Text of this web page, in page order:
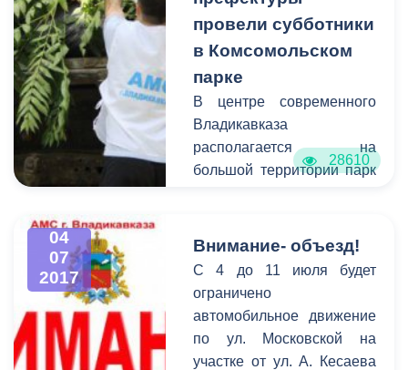
Нижний Згид- Галиат.
Путешествие стартует 13
июля в 9:00 на пл. Штыба.
Поход пройдёт в
сопровождении
профессиональных
инструкторов.
провели субботники
в Комсомольском
парке
В центре современного
Владикавказа
располагается на
большой территории парк
Огромные вековые
деревья, зелёная трава,
асфальтированные
дорожки привлекают сюда
множество горожан.
28610
04
07
2017
Внимание- объезд!
С 4 до 11 июля будет
ограничено
автомобильное движение
по ул. Московской на
участке от ул. А. Кесаева